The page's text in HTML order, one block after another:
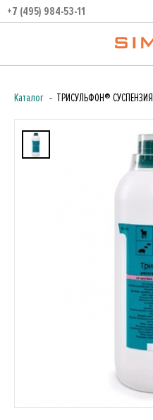
+7 (495) 984-53-11
Каталог ТРИСУЛЬФОН® СУСПЕНЗИЯ